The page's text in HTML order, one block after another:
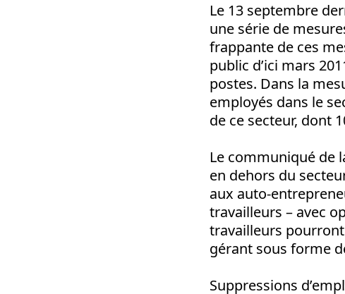
Le 13 septembre
une série de
frappante de ces
public d’ici mars
postes. Dans la
employés dans le
de ce secteur, dont
Le communiqué de
en dehors du
aux auto-
travailleurs – avec
travailleurs
gérant sous forme
Suppressions